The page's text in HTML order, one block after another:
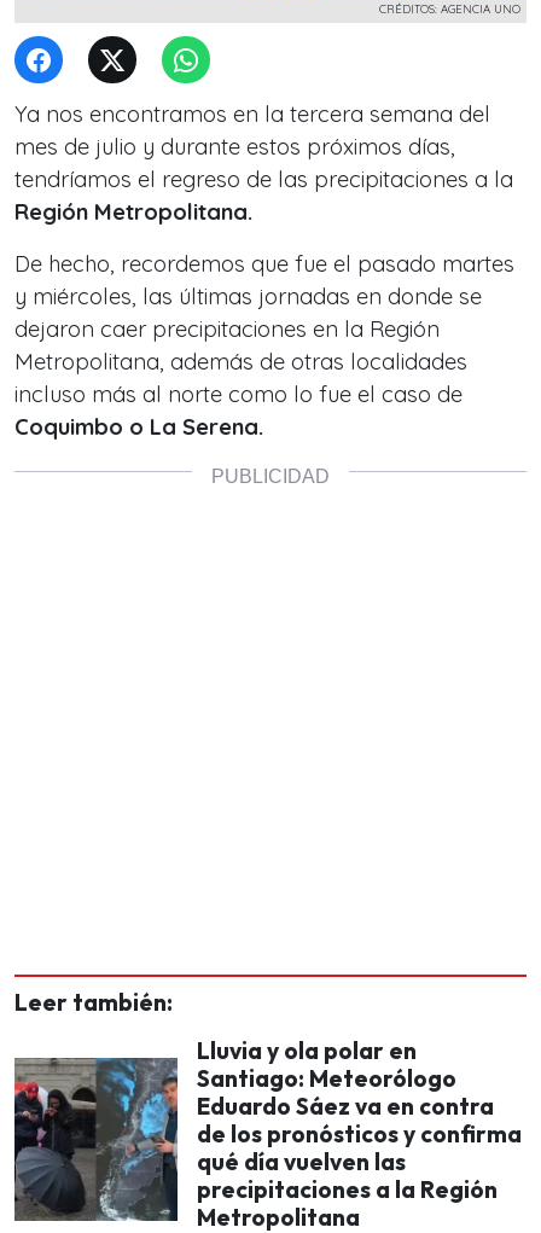
CRÉDITOS: AGENCIA UNO
Ya nos encontramos en la tercera semana del
mes de julio y durante estos próximos días,
tendríamos el regreso de las precipitaciones a la
Región Metropolitana.
De hecho, recordemos que fue el pasado martes
y miércoles, las últimas jornadas en donde se
dejaron caer precipitaciones en la Región
Metropolitana, además de otras localidades
incluso más al norte como lo fue el caso de
Coquimbo o La Serena.
Leer también:
Lluvia y ola polar en
Santiago: Meteorólogo
Eduardo Sáez va en contra
de los pronósticos y confirma
qué día vuelven las
precipitaciones a la Región
Metropolitana